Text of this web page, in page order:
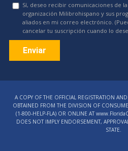
Sí, deseo recibir comunicaciones de la
organización Milibrohispano y sus
aliados en mi correo electrónico.
cancelar tu suscripción cuando lo
Use.
Please
leave
A COPY OF THE OFFICIAL REGISTRATION
OBTAINED FROM THE DIVISION OF
(1‑800‑HELP‑FLA) OR ONLINE AT
DOES NOT IMPLY ENDORSEMENT,
STATE.